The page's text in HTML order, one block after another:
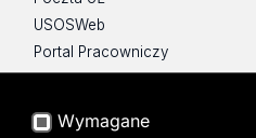
USOSWeb
Portal Pracowniczy
Baza Aktów Własnych
Moodle
Wymagane